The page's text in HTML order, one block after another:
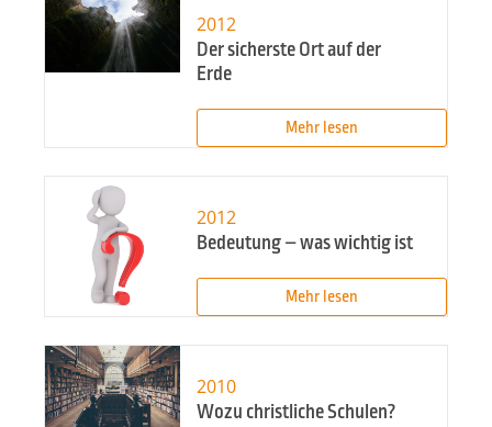
2012
Der sicherste Ort auf der
Erde
Mehr lesen
2012
Bedeutung – was wichtig ist
Mehr lesen
2010
Wozu christliche Schulen?